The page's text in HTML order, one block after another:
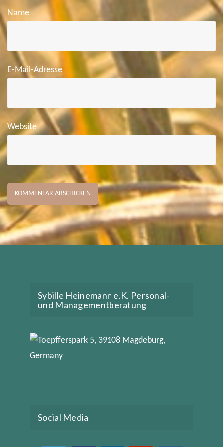
Name
E-Mail-Adresse
Website
Sybille Heinemann e.K. Personal-
und Managementberatung
Social Media